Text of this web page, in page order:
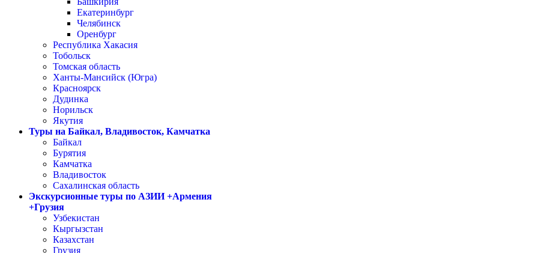
Екатеринбург
Челябинск
Оренбург
Республика Хакасия
Тобольск
Томская область
Ханты-Мансийск (Югра)
Красноярск
Дудинка
Норильск
Якутия
Туры на Байкал, Владивосток, Камчатка
Байкал
Бурятия
Камчатка
Владивосток
Сахалинская область
Экскурсионные туры по АЗИИ +Армения
+Грузия
Узбекистан
Кыргызстан
Казахстан
Грузия